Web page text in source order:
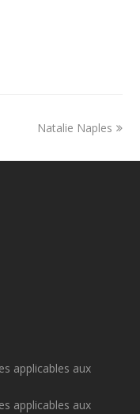
Natalie Naples
applicables aux
applicables aux